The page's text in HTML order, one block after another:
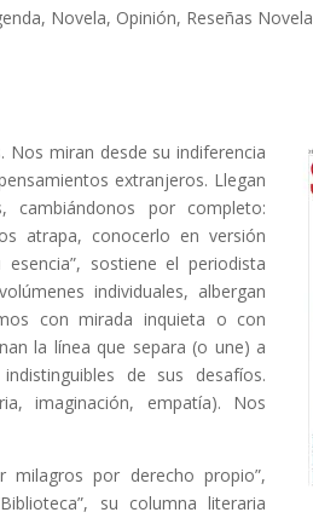
, Novela, Opinión, Reseñas Novela
Nos miran desde su indiferencia
extranjeros. Llegan
por completo:
atrapa, conocerlo en versión
sostiene el periodista
individuales, albergan
con mirada inquieta o con
la línea que separa (o une) a
de sus desafíos.
imaginación, empatía). Nos
milagros por derecho propio”,
su columna literaria